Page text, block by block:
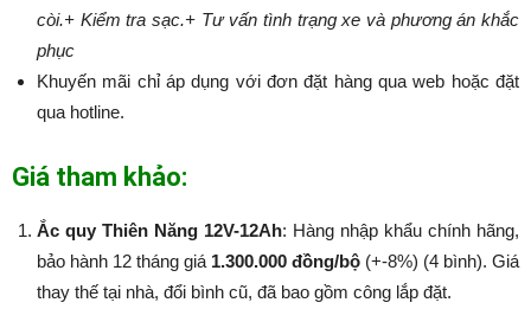
còi.+ Kiểm tra sạc.+ Tư vấn tình trạng xe và phương án khắc
phục
Khuyến mãi chỉ áp dụng với đơn đặt hàng qua web hoặc đặt
qua hotline.
Giá tham khảo:
Ắc quy Thiên Năng 12V-12Ah: Hàng nhập khẩu chính hãng,
bảo hành 12 tháng giá 1.300.000 đồng/bộ (+-8%) (4 bình). Giá
thay thế tại nhà, đổi bình cũ, đã bao gồm công lắp đặt.